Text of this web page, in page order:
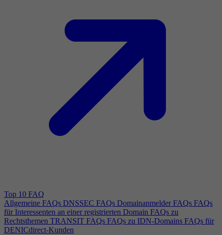
Top 10 FAQ
Allgemeine FAQs DNSSEC FAQs Domainanmelder FAQs FAQs
für Interessenten an einer registrierten Domain FAQs zu
Rechtsthemen TRANSIT FAQs FAQs zu IDN-Domains FAQs für
DENICdirect-Kunden